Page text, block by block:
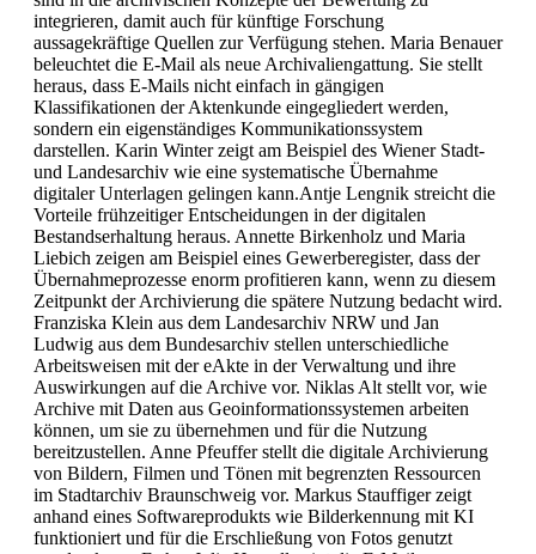
integrieren, damit auch für künftige Forschung
aussagekräftige Quellen zur Verfügung stehen. Maria Benauer
beleuchtet die E-Mail als neue Archivaliengattung. Sie stellt
heraus, dass E-Mails nicht einfach in gängigen
Klassifikationen der Aktenkunde eingegliedert werden,
sondern ein eigenständiges Kommunikationssystem
darstellen. Karin Winter zeigt am Beispiel des Wiener Stadt-
und Landesarchiv wie eine systematische Übernahme
digitaler Unterlagen gelingen kann.Antje Lengnik streicht die
Vorteile frühzeitiger Entscheidungen in der digitalen
Bestandserhaltung heraus. Annette Birkenholz und Maria
Liebich zeigen am Beispiel eines Gewerberegister, dass der
Übernahmeprozesse enorm profitieren kann, wenn zu diesem
Zeitpunkt der Archivierung die spätere Nutzung bedacht wird.
Franziska Klein aus dem Landesarchiv NRW und Jan
Ludwig aus dem Bundesarchiv stellen unterschiedliche
Arbeitsweisen mit der eAkte in der Verwaltung und ihre
Auswirkungen auf die Archive vor. Niklas Alt stellt vor, wie
Archive mit Daten aus Geoinformationssystemen arbeiten
können, um sie zu übernehmen und für die Nutzung
bereitzustellen. Anne Pfeuffer stellt die digitale Archivierung
von Bildern, Filmen und Tönen mit begrenzten Ressourcen
im Stadtarchiv Braunschweig vor. Markus Stauffiger zeigt
anhand eines Softwareprodukts wie Bilderkennung mit KI
funktioniert und für die Erschließung von Fotos genutzt